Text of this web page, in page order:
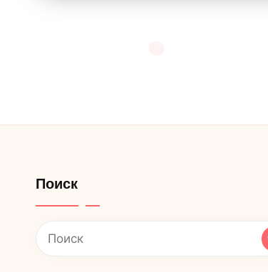
Поиск